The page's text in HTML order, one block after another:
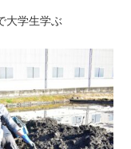
大学生学ぶ